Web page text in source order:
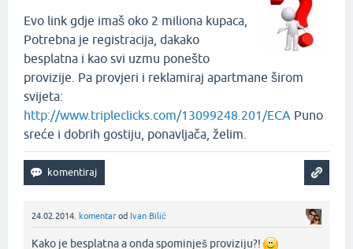
Evo link gdje imaš oko 2 miliona kupaca,
Potrebna je registracija, dakako
besplatna i kao svi uzmu ponešto
provizije. Pa provjeri i reklamiraj apartmane širom
svijeta:
http://www.tripleclicks.com/13099248.201/ECA Puno
sreće i dobrih gostiju, ponavljača, želim.
24.02.2014. komentar od Ivan Bilić
Kako je besplatna a onda spominješ proviziju?!